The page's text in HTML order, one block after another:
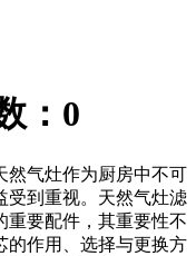
： 0
然气灶作为厨房中不可
受到重视。天然气灶滤
重要配件，其重要性不
的作用、选择与更换方